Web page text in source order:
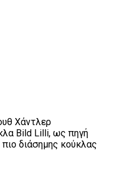
Χάντλερ
Bild Lilli, ως πηγή
πιο διάσημης κούκλας